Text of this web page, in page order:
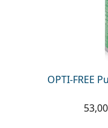
OPTI-FREE